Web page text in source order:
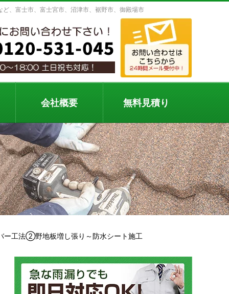
、富士市、富士宮市、沼津市、裾野市、御殿場市
会社概要 無料見積り
ー工法②野地板増し張り～防水シート施工